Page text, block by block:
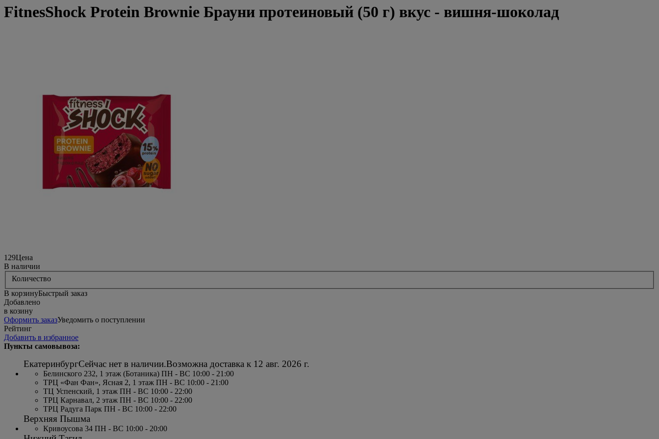
FitnesShock Protein Brownie Брауни протеиновый (50 г) вкус - вишня-шоколад
129Цена
В наличии
Количество
В корзинуБыстрый заказ
Добавлено
в козину
Оформить заказУведомить о поступлении
Рейтинг
Добавить в избранное
Пункты самовывоза:
ЕкатеринбургСейчас нет в наличии.Возможна доставка к 12 авг. 2026 г.
Белинского 232, 1 этаж (Ботаника) ПН - ВС 10:00 - 21:00
ТРЦ «Фан Фан», Ясная 2, 1 этаж ПН - ВС 10:00 - 21:00
ТЦ Успенский, 1 этаж ПН - ВС 10:00 - 22:00
ТРЦ Карнавал, 2 этаж ПН - ВС 10:00 - 22:00
ТРЦ Радуга Парк ПН - ВС 10:00 - 22:00
Верхняя Пышма
Кривоусова 34 ПН - ВС 10:00 - 20:00